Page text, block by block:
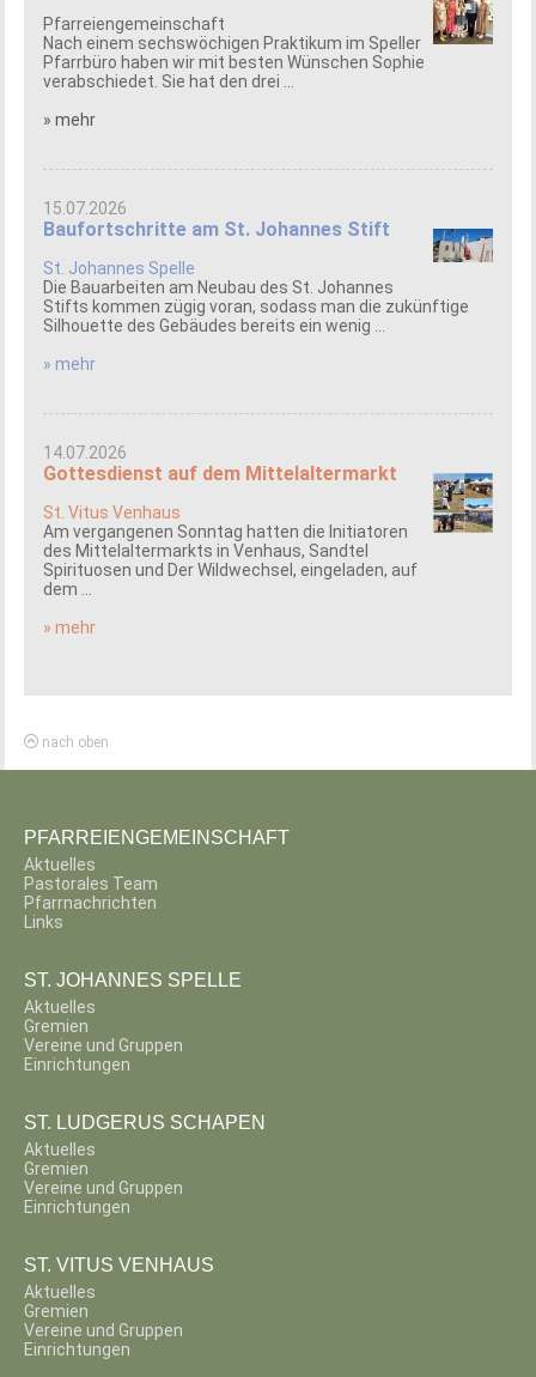
Pfarreiengemeinschaft
Nach einem sechswöchigen Praktikum im Speller
Pfarrbüro haben wir mit besten Wünschen Sophie
verabschiedet. Sie hat den drei ...
» mehr
15.07.2026
Baufortschritte am St. Johannes Stift
St. Johannes Spelle
Die Bauarbeiten am Neubau des St. Johannes
Stifts kommen zügig voran, sodass man die zukünftige
Silhouette des Gebäudes bereits ein wenig ...
» mehr
14.07.2026
Gottesdienst auf dem Mittelaltermarkt
St. Vitus Venhaus
Am vergangenen Sonntag hatten die Initiatoren
des Mittelaltermarkts in Venhaus, Sandtel
Spirituosen und Der Wildwechsel, eingeladen, auf
dem ...
» mehr
nach oben
PFARREIENGEMEINSCHAFT
Aktuelles
Pastorales Team
Pfarrnachrichten
Links
ST. JOHANNES SPELLE
Aktuelles
Gremien
Vereine und Gruppen
Einrichtungen
ST. LUDGERUS SCHAPEN
Aktuelles
Gremien
Vereine und Gruppen
Einrichtungen
ST. VITUS VENHAUS
Aktuelles
Gremien
Vereine und Gruppen
Einrichtungen